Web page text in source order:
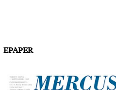
EPAPER